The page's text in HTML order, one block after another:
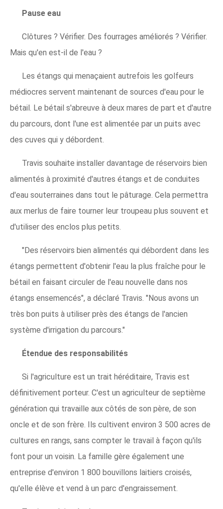
Pause eau
Clôtures ? Vérifier. Des fourrages améliorés ? Vérifier.
Mais qu'en est-il de l'eau ?
Les étangs qui menaçaient autrefois les golfeurs
médiocres servent maintenant de sources d'eau pour le
bétail. Le bétail s'abreuve à deux mares de part et d'autre
du parcours, dont l'une est alimentée par un puits avec
des cuves qui y débordent.
Travis souhaite installer davantage de réservoirs bien
alimentés à proximité d'autres étangs et de conduites
d'eau souterraines dans tout le pâturage. Cela permettra
aux merlus de faire tourner leur troupeau plus souvent et
d'utiliser des enclos plus petits.
"Des réservoirs bien alimentés qui débordent dans les
étangs permettent d'obtenir l'eau la plus fraîche pour le
bétail en faisant circuler de l'eau nouvelle dans nos
étangs ensemencés", a déclaré Travis. "Nous avons un
très bon puits à utiliser près des étangs de l'ancien
système d'irrigation du parcours."
Étendue des responsabilités
Si l'agriculture est un trait héréditaire, Travis est
définitivement porteur. C'est un agriculteur de septième
génération qui travaille aux côtés de son père, de son
oncle et de son frère. Ils cultivent environ 3 500 acres de
cultures en rangs, sans compter le travail à façon qu'ils
font pour un voisin. La famille gère également une
entreprise d'environ 1 800 bouvillons laitiers croisés,
qu'elle élève et vend à un parc d'engraissement.